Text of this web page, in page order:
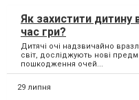
Як захистити дитину
час гри?
Дитячі очі надзвичайно
світ, досліджують нові
пошкодження очей...
29 липня